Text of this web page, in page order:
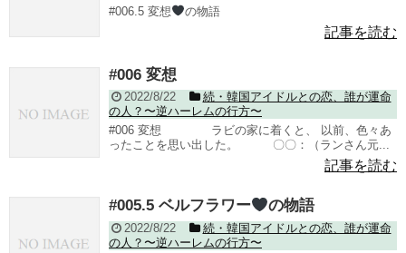
#006.5 変想
の物語
記事を読む
#006 変想
2022/8/22
続・韓国アイドルとの恋、誰が運命
の人？〜逆ハーレムの行方〜
#006 変想 ラビの家に着くと、 以前、色々あ
ったことを思い出した。 〇〇：（ランさん元...
記事を読む
#005.5 ベルフラワー の物語
2022/8/22
続・韓国アイドルとの恋、誰が運命
の人？〜逆ハーレムの行方〜